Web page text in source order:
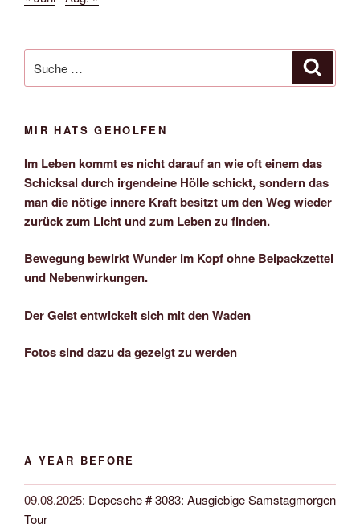
nach:
MIR HATS GEHOLFEN
Im Leben kommt es nicht darauf an wie oft einem das
Schicksal durch irgendeine Hölle schickt, sondern das
man die nötige innere Kraft besitzt um den Weg wieder
zurück zum Licht und zum Leben zu finden.
Bewegung bewirkt Wunder im Kopf ohne Beipackzettel
und Nebenwirkungen.
Der Geist entwickelt sich mit den Waden
Fotos sind dazu da gezeigt zu werden
A YEAR BEFORE
09.08.2025: Depesche # 3083: Ausgiebige Samstagmorgen
Tour